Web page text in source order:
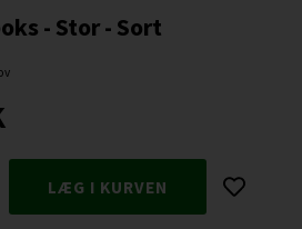
- Stor - Sort